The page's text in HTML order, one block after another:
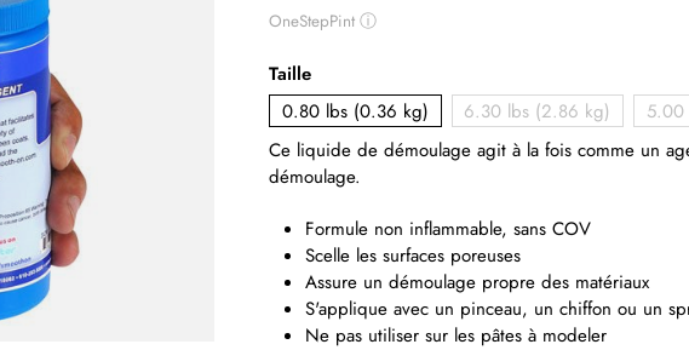
OneStepPintⓘ
Taille
0.80 lbs (0.36 kg)
6.30 lbs (2.86 kg)
5.00
Ce liquide de démoulage agit à la fois comme un
démoulage.
Formule non inflammable, sans COV
Scelle les surfaces poreuses
Assure un démoulage propre des matériaux
S'applique avec un pinceau, un chiffon ou un
Ne pas utiliser sur les pâtes à modeler